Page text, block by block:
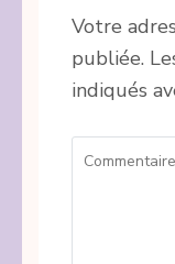
Votre
publiée.
indiqués